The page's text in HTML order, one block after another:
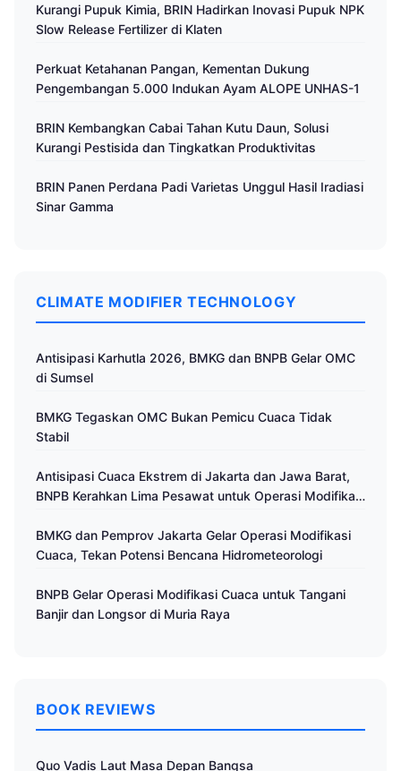
Kurangi Pupuk Kimia, BRIN Hadirkan Inovasi Pupuk NPK
Slow Release Fertilizer di Klaten
Perkuat Ketahanan Pangan, Kementan Dukung
Pengembangan 5.000 Indukan Ayam ALOPE UNHAS-1
BRIN Kembangkan Cabai Tahan Kutu Daun, Solusi
Kurangi Pestisida dan Tingkatkan Produktivitas
BRIN Panen Perdana Padi Varietas Unggul Hasil Iradiasi
Sinar Gamma
CLIMATE MODIFIER TECHNOLOGY
Antisipasi Karhutla 2026, BMKG dan BNPB Gelar OMC
di Sumsel
BMKG Tegaskan OMC Bukan Pemicu Cuaca Tidak
Stabil
Antisipasi Cuaca Ekstrem di Jakarta dan Jawa Barat,
BNPB Kerahkan Lima Pesawat untuk Operasi Modifikasi
BMKG dan Pemprov Jakarta Gelar Operasi Modifikasi
Cuaca, Tekan Potensi Bencana Hidrometeorologi
BNPB Gelar Operasi Modifikasi Cuaca untuk Tangani
Banjir dan Longsor di Muria Raya
BOOK REVIEWS
Quo Vadis Laut Masa Depan Bangsa